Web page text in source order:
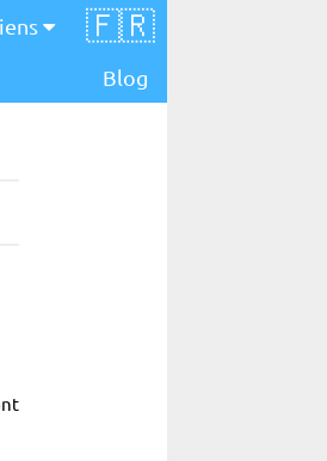
🇫🇷
Blog